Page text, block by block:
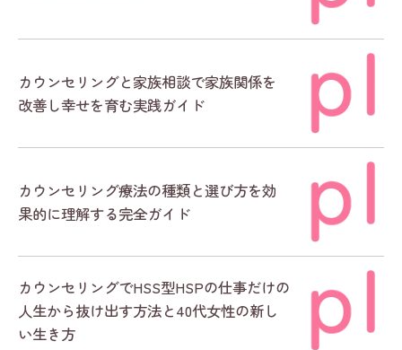
カウンセリングと家族相談で家族関係を
改善し幸せを育む実践ガイド
カウンセリング療法の種類と選び方を効
果的に理解する完全ガイド
カウンセリングでHSS型HSPの仕事だけの
人生から抜け出す方法と40代女性の新し
い生き方